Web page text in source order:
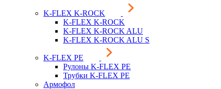
K-FLEX K-ROCK
K-FLEX K-ROCK
K-FLEX K-ROCK ALU
K-FLEX K-ROCK ALU S
K-FLEX PE
Рулоны K-FLEX PE
Трубки K-FLEX PE
Армофол